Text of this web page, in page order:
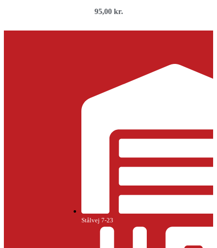
95,00 kr.
Stålvej 7-23